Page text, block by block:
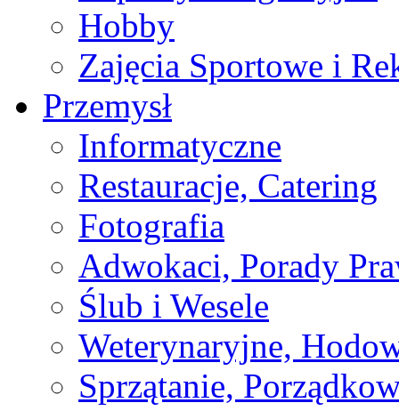
Hobby
Zajęcia Sportowe i
Przemysł
Informatyczne
Restauracje, Catering
Fotografia
Adwokaci, Porady
Ślub i Wesele
Weterynaryjne,
Sprzątanie,